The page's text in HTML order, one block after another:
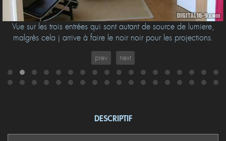
Vue sur les trois entrées qui sont autant de source de lumiere,
malgrès cela j arrive à faire le noir noir pour les projections.
prev next
DESCRIPTIF